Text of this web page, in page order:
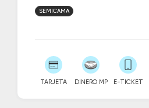
SEMICAMA
TARJETA DINERO MP E-TICKET